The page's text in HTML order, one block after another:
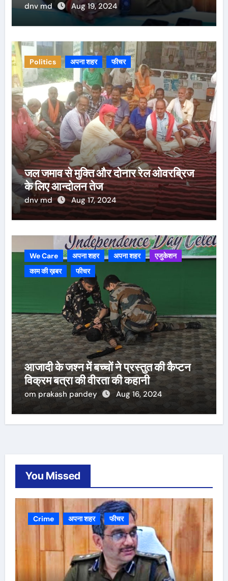
dnv md Aug 19, 2024
Politics अपना शहर फीचर
जल जमाव से मुक्ति और दोनार रेल ओवरब्रिज
के लिए आन्दोलन तेज
dnv md Aug 17, 2024
We Care अपना शहर अपना शहर
एजुकेशन
काम की ख़बर
फीचर
आजादी के जश्न में बच्चों ने प्रस्तुत की कैप्टन
विक्रम बत्रा की वीरता की कहानी
om prakash pandey Aug 16, 2024
You Missed
Crime अपना शहर फीचर